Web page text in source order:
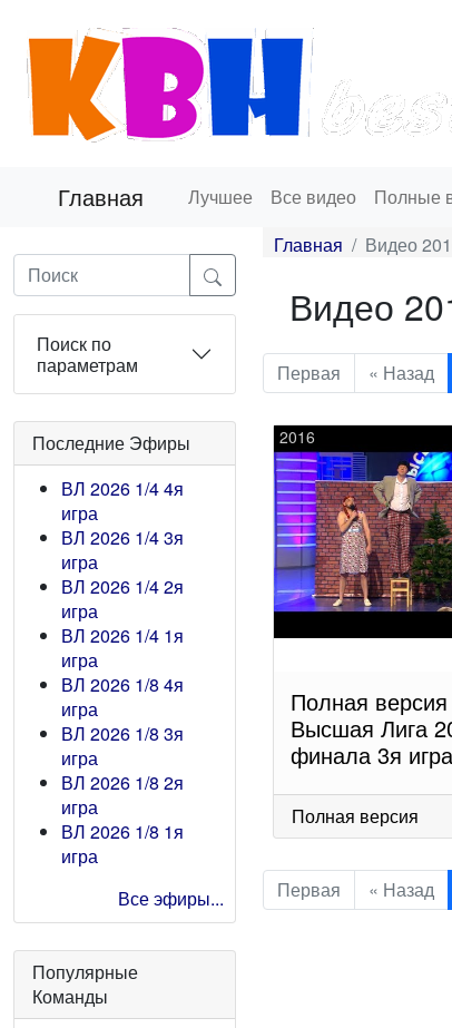
Главная Лучшее Все видео Полные
Поиск по
параметрам
Последние Эфиры
ВЛ 2026 1/4 4я
игра
ВЛ 2026 1/4 3я
игра
ВЛ 2026 1/4 2я
игра
ВЛ 2026 1/4 1я
игра
ВЛ 2026 1/8 4я
игра
ВЛ 2026 1/8 3я
игра
ВЛ 2026 1/8 2я
игра
ВЛ 2026 1/8 1я
игра
Все эфиры...
Популярные
Команды
Главная Видео
Видео
Первая « Назад
2016
Полная
Высшая Лига
финала 3я
Полная версия
Первая « Назад